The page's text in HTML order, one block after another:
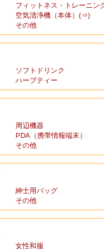
フィットネス・トレーニン
空気清浄機（本体）(⇒)
その他
ソフトドリンク
ハーブティー
周辺機器
PDA（携帯情報端末）
その他
紳士用バッグ
その他
女性和服